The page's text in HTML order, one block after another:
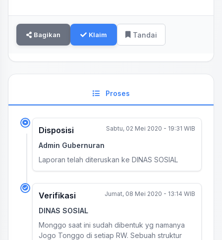
Bagikan Klaim Tandai
Proses
Disposisi Sabtu, 02 Mei 2020 - 19:31 WIB
Admin Gubernuran
Laporan telah diteruskan ke DINAS SOSIAL
Verifikasi Jumat, 08 Mei 2020 - 13:14 WIB
DINAS SOSIAL
Monggo saat ini sudah dibentuk yg namanya
Jogo Tonggo di setiap RW. Sebuah struktur